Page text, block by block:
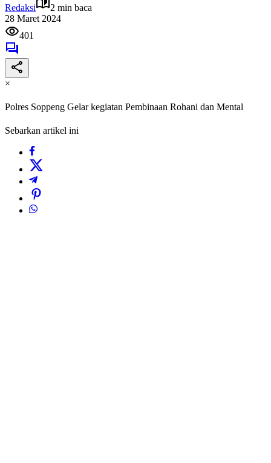
Redaksi
2 min baca
28 Maret 2024
401
×
Polres Soppeng Gelar kegiatan Pembinaan Rohani dan Mental
Sebarkan artikel ini